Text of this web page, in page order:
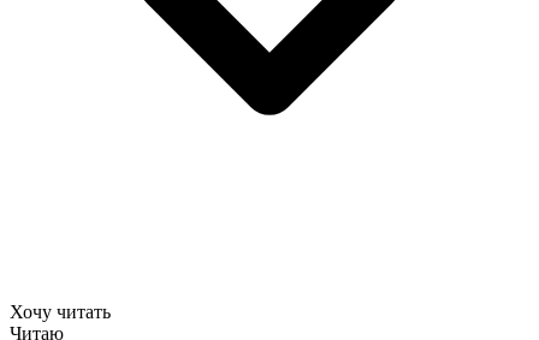
Хочу читать
Читаю